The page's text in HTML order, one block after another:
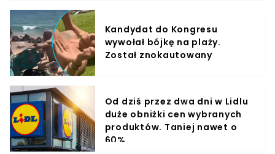
Kandydat do Kongresu
wywołał bójkę na plaży.
Został znokautowany
Od dziś przez dwa dni w Lidlu
duże obniżki cen wybranych
produktów. Taniej nawet o
60%